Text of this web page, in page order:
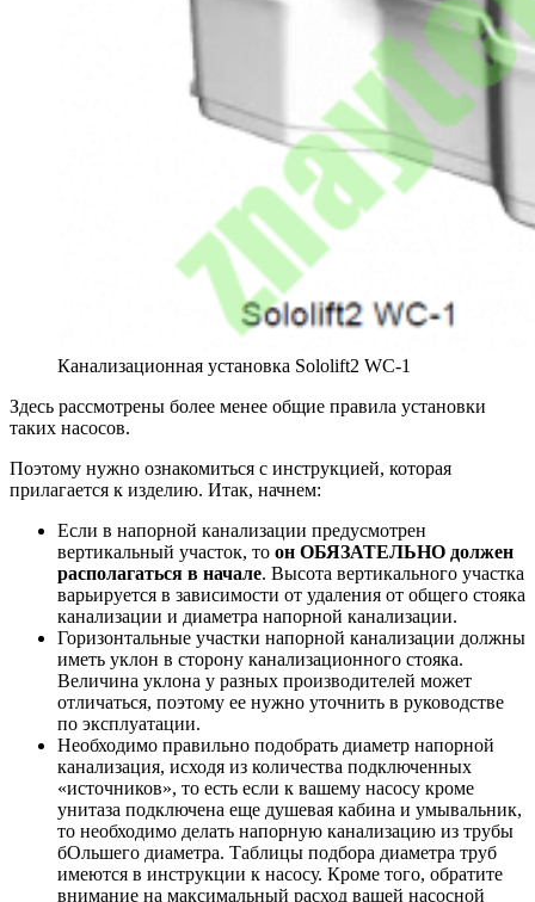
Канализационная установка Sololift2 WC-1
Здесь рассмотрены более менее общие правила установки
таких насосов.
Поэтому нужно ознакомиться с инструкцией, которая
прилагается к изделию. Итак, начнем:
Если в напорной канализации предусмотрен
вертикальный участок, то он ОБЯЗАТЕЛЬНО должен
располагаться в начале. Высота вертикального участка
варьируется в зависимости от удаления от общего стояка
канализации и диаметра напорной канализации.
Горизонтальные участки напорной канализации должны
иметь уклон в сторону канализационного стояка.
Величина уклона у разных производителей может
отличаться, поэтому ее нужно уточнить в руководстве
по эксплуатации.
Необходимо правильно подобрать диаметр напорной
канализация, исходя из количества подключенных
«источников», то есть если к вашему насосу кроме
унитаза подключена еще душевая кабина и умывальник,
то необходимо делать напорную канализацию из трубы
бОльшего диаметра. Таблицы подбора диаметра труб
имеются в инструкции к насосу. Кроме того, обратите
внимание на максимальный расход вашей насосной